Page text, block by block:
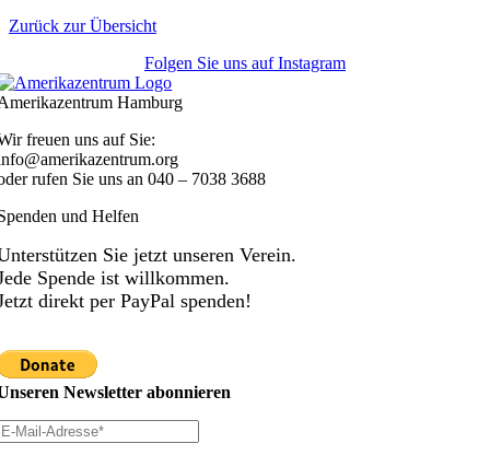
Zurück zur Übersicht
Folgen Sie uns auf Instagram
Hamburg
freuen uns auf Sie:
rufen Sie uns an040 – 7038 3688
und Helfen
Sie jetzt unseren Verein.
Spende ist willkommen.
direkt per PayPal spenden!
Newsletter abonnieren